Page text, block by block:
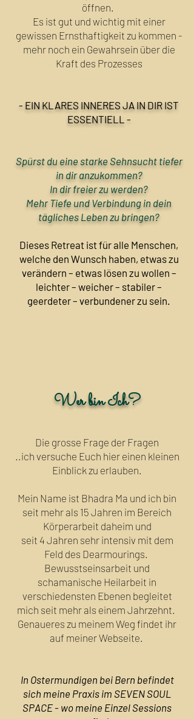
öffnen.
Es ist gut und wichtig mit einer
gewissen Ernsthaftigkeit zu kommen -
mehr noch ein Gewahrsein über die
Kraft des Prozesses
- EIN KLARES INNERES JA IN DIR IST
ESSENTIELL -
Spürst du eine starke Sehnsucht tiefer
in dir anzukommen?
In dir freier zu werden?
Mehr Tiefe und Verbindung in dein
tägliches Leben zu bringen?
Dieses Retreat ist für alle Menschen,
welche den Wunsch haben, etwas zu
verändern – etwas lösen zu wollen –
leichter – weicher – stabiler –
geerdeter – verbundener zu sein.
Wer bin Ich?
Die grosse Frage der Fragen
..ich versuche Euch hier einen kleinen
Einblick zu erlauben.
Mein Name ist Bhadra Ma und ich bin
seit mehr als 15 Jahren im Bereich
Körperarbeit daheim und
seit 4 Jahren sehr intensiv mit dem
Feld des Dearmourings.
Bewusstseinsarbeit und
schamanische Heilarbeit in
verschiedensten Ebenen begleitet
mich seit mehr als einem Jahrzehnt.
Genaueres zu meinem Weg findet ihr
auf meiner Webseite.
In Ostermundigen bei Bern befindet
sich meine Praxis im SEVEN SOUL
SPACE - wo meine Einzel Sessions